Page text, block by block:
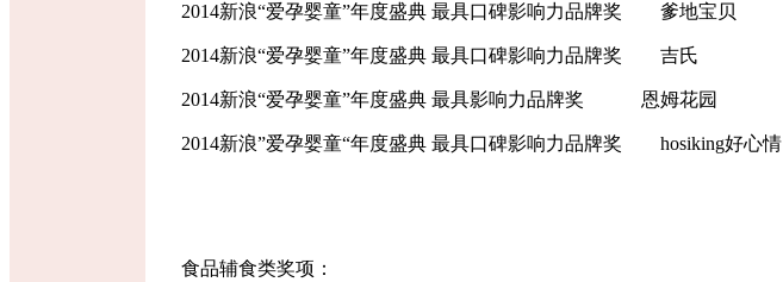
2014新浪“爱孕婴童”年度盛典 最具口碑影响力品牌奖 爹地宝贝
2014新浪“爱孕婴童”年度盛典 最具口碑影响力品牌奖 吉氏
2014新浪“爱孕婴童”年度盛典 最具影响力品牌奖 恩姆花园
2014新浪”爱孕婴童“年度盛典 最具口碑影响力品牌奖 hosiking好心情
食品辅食类奖项：